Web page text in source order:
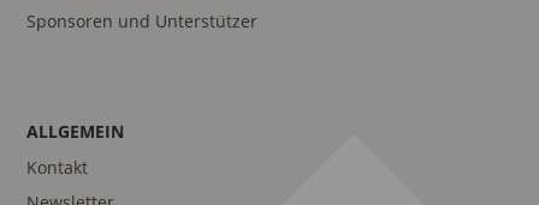
Sponsoren und Unterstützer
ALLGEMEIN
Kontakt